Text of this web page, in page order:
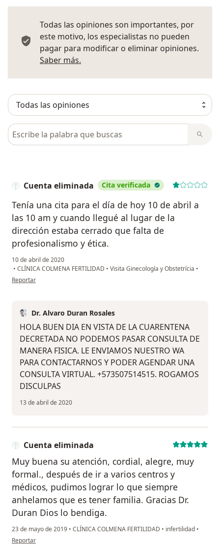
Todas las opiniones son importantes, por
este motivo, los especialistas no pueden
pagar para modificar o eliminar opiniones.
Saber más.
Busca en opiniones
Cuenta eliminada Cita verificada
Tenía una cita para el día de hoy 10 de abril a
las 10 am y cuando llegué al lugar de la
dirección estaba cerrado que falta de
profesionalismo y ética.
10 de abril de 2020
• CLÍNICA COLMENA FERTILIDAD • Visita Ginecología y Obstetrícia •
en opinión del usuario Cuenta eliminada
Reportar
Dr. Alvaro Duran Rosales
HOLA BUEN DIA EN VISTA DE LA CUARENTENA
DECRETADA NO PODEMOS PASAR CONSULTA DE
MANERA FISICA. LE ENVIAMOS NUESTRO WA
PARA CONTACTARNOS Y PODER AGENDAR UNA
CONSULTA VIRTUAL. +573507514515. ROGAMOS
DISCULPAS
13 de abril de 2020
Cuenta eliminada
Muy buena su atención, cordial, alegre, muy
formal., después de ir a varios centros y
médicos, pudimos lograr lo que siempre
anhelamos que es tener familia. Gracias Dr.
Duran Dios lo bendiga.
23 de mayo de 2019 • CLÍNICA COLMENA FERTILIDAD • infertilidad •
en opinión del usuario Cuenta eliminada
Reportar